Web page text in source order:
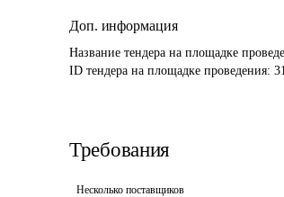
Доп. информация
Название тендера на площадке
ID тендера на площадке проведения:
Требования
Несколько поставщиков